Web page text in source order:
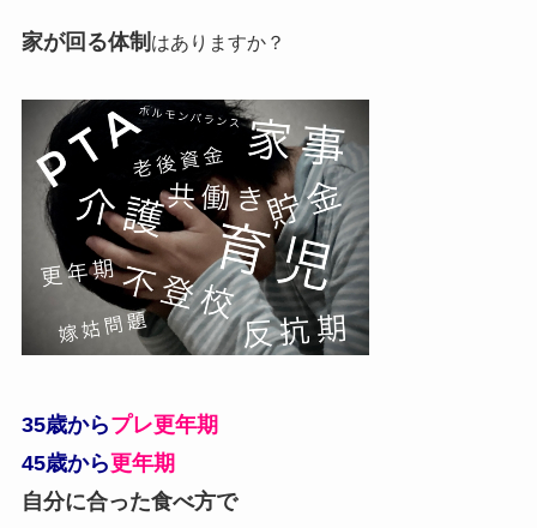
家が回る体制 はありますか？
35歳からプレ更年期
45歳から更年期
自分に合った食べ方で